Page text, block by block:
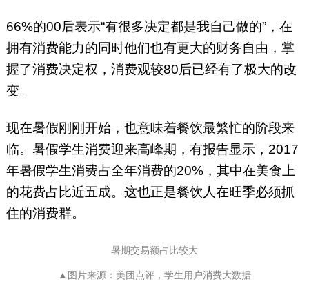
66%的00后表示“有很多决定都是我自己做的”，在
拥有消费能力的同时他们也有更大的财务自由，掌
握了消费决定权，消费观较80后已经有了极大的改
变。
现在暑假刚刚开始，也意味着餐饮最繁忙的阶段来
临。暑假学生消费迎来高峰期，有报告显示，2017
年暑假学生消费占全年消费的20%，其中在美食上
的花费占比近五成。这也正是餐饮人在旺季必须抓
住的消费群。
暑期交易额占比较大
▲图片来源：美团点评，学生用户消费大数据